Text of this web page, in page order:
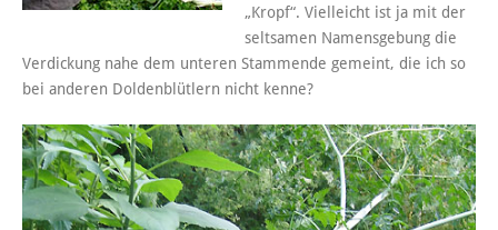
„Kropf“. Vielleicht ist ja mit der
seltsamen Namensgebung die
Verdickung nahe dem unteren Stammende gemeint, die ich so
bei anderen Doldenblütlern nicht kenne?